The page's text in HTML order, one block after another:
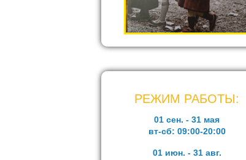
РЕЖИМ РАБОТЫ:
01 сен. - 31 мая
вт-сб: 09:00-20:00
01 июн. - 31 авг.